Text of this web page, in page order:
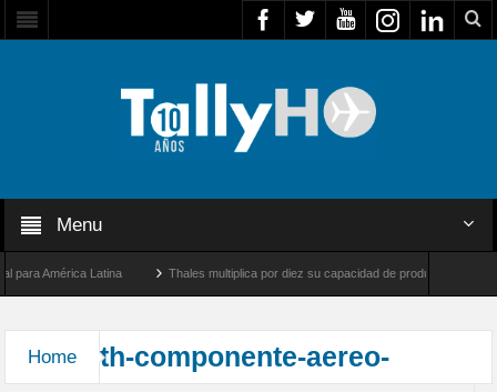
Menu
América Latina Thales multiplica por diez su capacidad de producción de
Home th-componente-aereo-